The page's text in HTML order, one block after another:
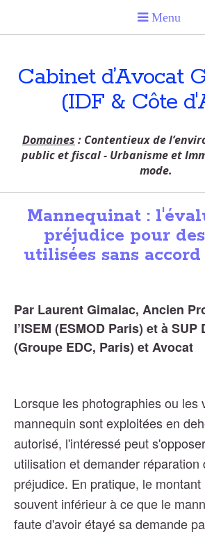
Cabinet d’Avocat
(IDF & Côte
Domaines : Contentieux de
public et fiscal - Urbanisme et
mode.
Mannequinat :
préjudice pour
utilisées sans
Par Laurent Gimalac, Ancien
l’ISEM (ESMOD Paris) et à SUP
(Groupe EDC, Paris) et Avocat
Lorsque les photographies ou les
mannequin sont exploitées en
autorisé, l'intéressé peut
utilisation et demander réparation
préjudice. En pratique, le
souvent inférieur à ce que le
faute d'avoir étayé sa demande